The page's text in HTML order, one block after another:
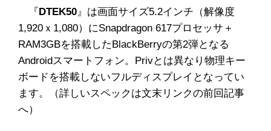
『DTEK50 』は画面サイズ5.2インチ（解像度
1,920ｘ1,080）にSnapdragon 617プロセッサ＋
RAM3GBを搭載したBlackBerryの第2弾となる
Androidスマートフォン。Privとは異なり物理キー
ボードを搭載しないフルディスプレイとなってい
ます。（詳しいスペックは文末リンクの前回記事
へ）